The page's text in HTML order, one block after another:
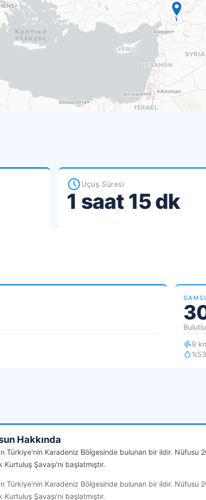
Uçuş Süresi
1 saat 15 dk
Bulutlu
9
%53
Hakkında
Türkiye'nin Karadeniz Bölgesinde bulunan bir ildir. Nüfusu
Kurtuluş Şavaşı'nı başlatmıştır.
Türkiye'nin Karadeniz Bölgesinde bulunan bir ildir. Nüfusu
Kurtuluş Şavaşı'nı başlatmıştır.